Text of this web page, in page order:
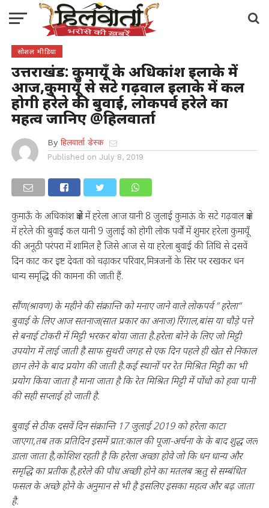
सोशल मीडिया
उत्तराखंड: कुमायूँ के अधिकांश इलाके में
आज,कुमायूँ से सटे गढ़वाल इलाके में कल
होगी हरेले की बुवाई, लोकपर्व हरेले का
महत्व जानिए @हिलवार्ता
By हिलवार्ता डेस्क
Published on July 8, 2019
कुमाऊँ के अधिकांश क्षेत्रों में हरेला आज यानी 8 जुलाई कुमाऊं के सटे गढ़वाल क्षेत्र
में हरेले की बुवाई कल यानी 9 जुलाई को होगी लोक पर्वों में शुमार हरेला कुमायूँ
की अनूठी परंपरा में शामिल है जिसे आज से या हरेला बुवाई की तिथि से दसवें
दिन काट कर इष्ट देवता को चढ़ाकर परिवार,मित्रजनों के सिर पर रखकर धन
धान्य समृद्धि की कामना की जाती हैं.
सौंण(श्रावण) के महीने की संक्रान्ति को मनाए जाने वाले लोकपर्व ” हरेला”
बुवाई के लिए आज सतनाज(सात प्रकार का अनाज) रिंगाल,बांस या चौड़े पत्ते
से बनाई टोकरी में मिट्टी भरकर बोया जाता है.हरेला बोने के लिए जो मिट्टी
उपयोग में लाई जाती है साफ सुथरी जगह से एक दिन पहले ही खेत से निकाल
छान लेने के बाद प्रयोग की जाती है.कई स्थानों पर रेत मिश्रित मिट्टी का भी
प्रयोग किया जाता है माना जाता है कि रेत मिश्रित मिट्टी में पोंधो को हवा पानी
की सही सप्लाई हो जाती है.
बुवाई से ठीक दसवें दिन संक्रान्ति 17 जुलाई 2019 को हरेला काटा
जाएगा,तब तक प्रतिदिन इसमें प्रात:काल की पूजा-अर्चना के के बाद शुद्ध जल
डाला जाता है,कोशिश रहती है कि हरेला अच्छा होवे जो कि धन धान्य और
समृद्धि का प्रतीक है,हरेले की पौध अच्छी होने का मतलब ऋतु से सम्बंधित
फसल के अच्छे होने के अनुमान से भी है इसलिए इसका महत्व और बढ़ जाता
है.